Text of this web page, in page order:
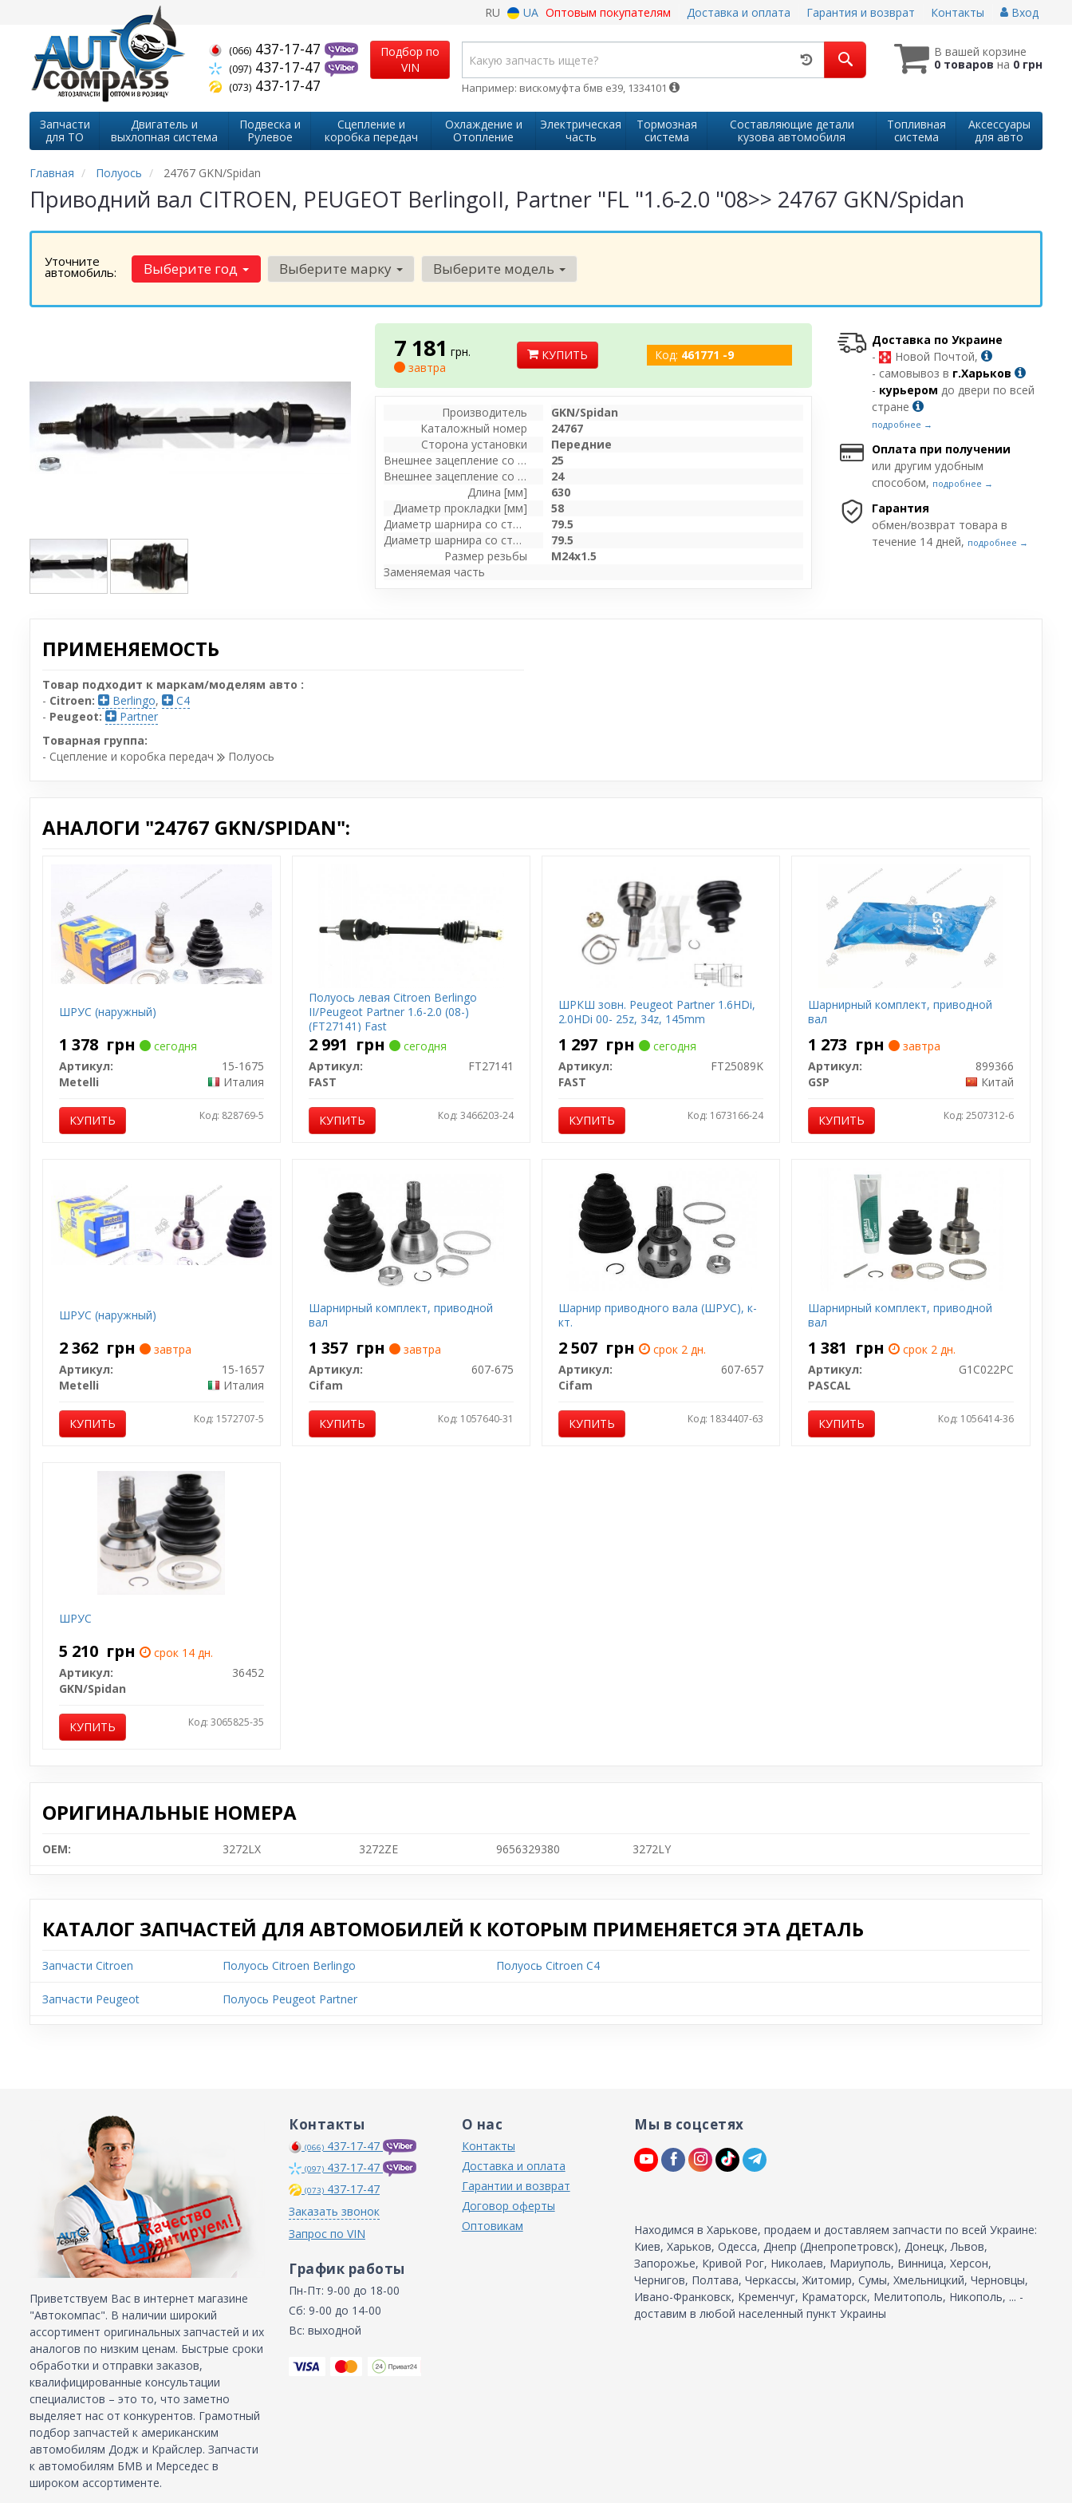
RU UA Оптовым покупателям Доставка и оплата Гарантия и возврат Контакты Вход
(066) 437-17-47
(097) 437-17-47
(073) 437-17-47
Подбор по
VIN
В вашей корзине
0 товаровна 0 грн
Например: вискомуфта бмв е39, 1334101
Запчасти
для ТО
Двигатель и
выхлопная система
Подвеска и
Рулевое
Сцепление и
коробка передач
Охлаждение и
Отопление
Электрическая
часть
Тормозная
система
Составляющие детали
кузова автомобиля
Топливная
система
Аксессуары
для авто
Главная Полуось 24767 GKN/Spidan
Приводний вал CITROEN, PEUGEOT BerlingoII, Partner "FL "1.6-2.0 "08>> 24767 GKN/Spidan
Уточните
автомобиль: Выберите год Выберите марку Выберите модель
7 181 грн.
завтра
КУПИТЬ Код: 461771 -9
Производитель
GKN/Spidan
Каталожный номер
24767
Сторона установки
Передние
Внешнее зацепление со стороны колеса
25
Внешнее зацепление со стороны дифференц.
24
Длина [мм]
630
Диаметр прокладки [мм]
58
Диаметр шарнира со стороны колеса [мм]
79.5
Диаметр шарнира со стороны привода [мм]
79.5
Размер резьбы
M24x1.5
Заменяемая часть
Доставка по Украине
-
Новой Почтой,
- самовывоз в г.Харьков
- курьером до двери по всей
стране
подробнее →
Оплата при получении
или другим удобным
способом, подробнее →
Гарантия
обмен/возврат товара в
течение 14 дней, подробнее →
ПРИМЕНЯЕМОСТЬ
Товар подходит к маркам/моделям авто :
- Citroen: Berlingo,
C4
- Peugeot:
Partner
Товарная группа:
- Сцепление и коробка передач
Полуось
АНАЛОГИ "24767 GKN/SPIDAN":
ШРУС (наружный)
1 378 грн
сегодня
Артикул:
15-1675
Metelli
Италия
КУПИТЬ Код: 828769-5
Полуось левая Citroen Berlingo
II/Peugeot Partner 1.6-2.0 (08-)
(FT27141) Fast
2 991 грн
сегодня
Артикул:
FT27141
FAST
КУПИТЬ Код: 3466203-24
ШРКШ зовн. Peugeot Partner 1.6HDi,
2.0HDi 00- 25z, 34z, 145mm
1 297 грн
сегодня
Артикул:
FT25089K
FAST
КУПИТЬ Код: 1673166-24
Шарнирный комплект, приводной
вал
1 273 грн
завтра
Артикул:
899366
GSP
Китай
КУПИТЬ Код: 2507312-6
ШРУС (наружный)
2 362 грн
завтра
Артикул:
15-1657
Metelli
Италия
КУПИТЬ Код: 1572707-5
Шарнирный комплект, приводной
вал
1 357 грн
завтра
Артикул:
607-675
Cifam
КУПИТЬ Код: 1057640-31
Шарнир приводного вала (ШРУС), к-
кт.
2 507 грн
срок 2 дн.
Артикул:
607-657
Cifam
КУПИТЬ Код: 1834407-63
Шарнирный комплект, приводной
вал
1 381 грн
срок 2 дн.
Артикул:
G1C022PC
PASCAL
КУПИТЬ Код: 1056414-36
ШРУС
5 210 грн
срок 14 дн.
Артикул:
36452
GKN/Spidan
КУПИТЬ Код: 3065825-35
ОРИГИНАЛЬНЫЕ НОМЕРА
OEM: 3272LX 3272ZE 9656329380 3272LY
КАТАЛОГ ЗАПЧАСТЕЙ ДЛЯ АВТОМОБИЛЕЙ К КОТОРЫМ ПРИМЕНЯЕТСЯ ЭТА ДЕТАЛЬ
Запчасти Citroen Полуось Citroen Berlingo Полуось Citroen C4
Запчасти Peugeot Полуось Peugeot Partner
Приветствуем Вас в интернет магазине
"Автокомпас". В наличии широкий
ассортимент оригинальных запчастей и их
аналогов по низким ценам. Быстрые сроки
обработки и отправки заказов,
квалифицированные консультации
специалистов – это то, что заметно
выделяет нас от конкурентов. Грамотный
подбор запчастей к американским
автомобилям Додж и Крайслер. Запчасти
к автомобилям БМВ и Мерседес в
широком ассортименте.
Контакты
(066) 437-17-47
(097) 437-17-47
(073) 437-17-47
Заказать звонок
Запрос по VIN
График работы
Пн-Пт: 9-00 до 18-00
Сб: 9-00 до 14-00
Вс: выходной
О нас
Контакты
Доставка и оплата
Гарантии и возврат
Договор оферты
Оптовикам
Мы в соцсетях
Находимся в Харькове, продаем и доставляем запчасти по всей Украине:
Киев, Харьков, Одесса, Днепр (Днепропетровск), Донецк, Львов,
Запорожье, Кривой Рог, Николаев, Мариуполь, Винница, Херсон,
Чернигов, Полтава, Черкассы, Житомир, Сумы, Хмельницкий, Черновцы,
Ивано-Франковск, Кременчуг, Краматорск, Мелитополь, Никополь, ... -
доставим в любой населенный пункт Украины